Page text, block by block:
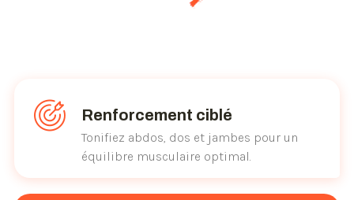
Renforcement ciblé
Tonifiez abdos, dos et jambes pour un
équilibre musculaire optimal.